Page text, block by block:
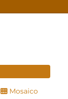
Mosaico